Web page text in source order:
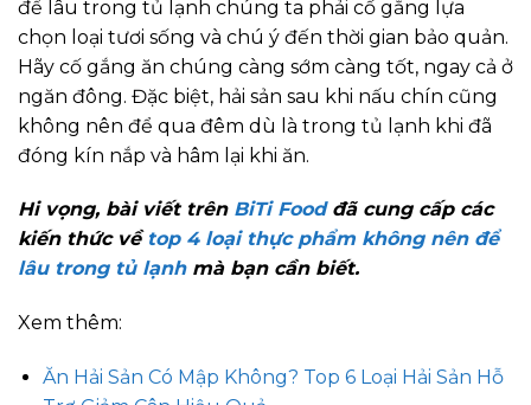
để lâu trong tủ lạnh chúng ta phải cố gắng lựa
chọn loại tươi sống và chú ý đến thời gian bảo quản.
Hãy cố gắng ăn chúng càng sớm càng tốt, ngay cả ở
ngăn đông. Đặc biệt, hải sản sau khi nấu chín cũng
không nên để qua đêm dù là trong tủ lạnh khi đã
đóng kín nắp và hâm lại khi ăn.
Hi vọng, bài viết trên BiTi Foodđã cung cấp các
kiến thức về top 4 loại thực phẩm không nên để
lâu trong tủ lạnhmà bạn cần biết.
Xem thêm:
Ăn Hải Sản Có Mập Không? Top 6 Loại Hải Sản Hỗ